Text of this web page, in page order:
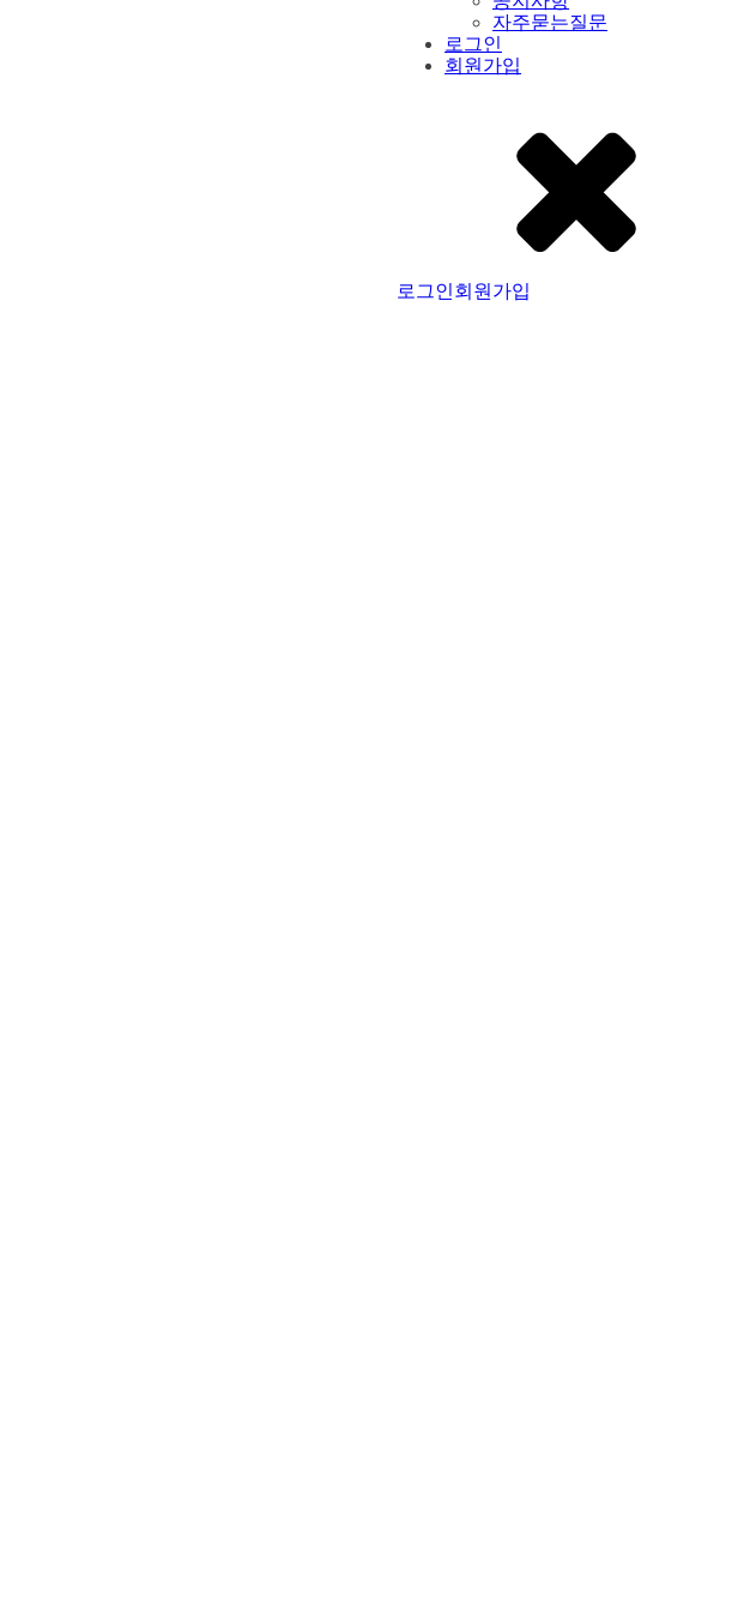
자주묻는질문
로그인
회원가입
로그인회원가입